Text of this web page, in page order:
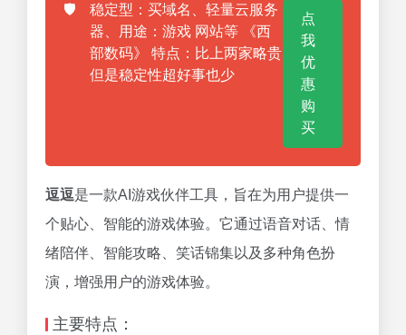
🛡️
稳定型：买域名、轻量云服务
器、用途：游戏 网站等 《西
部数码》 特点：比上两家略贵
但是稳定性超好事也少
点
我
优
惠
购
买
逗逗是一款AI游戏伙伴工具，旨在为用户提供一
个贴心、智能的游戏体验。它通过语音对话、情
绪陪伴、智能攻略、笑话锦集以及多种角色扮
演，增强用户的游戏体验。
主要特点：